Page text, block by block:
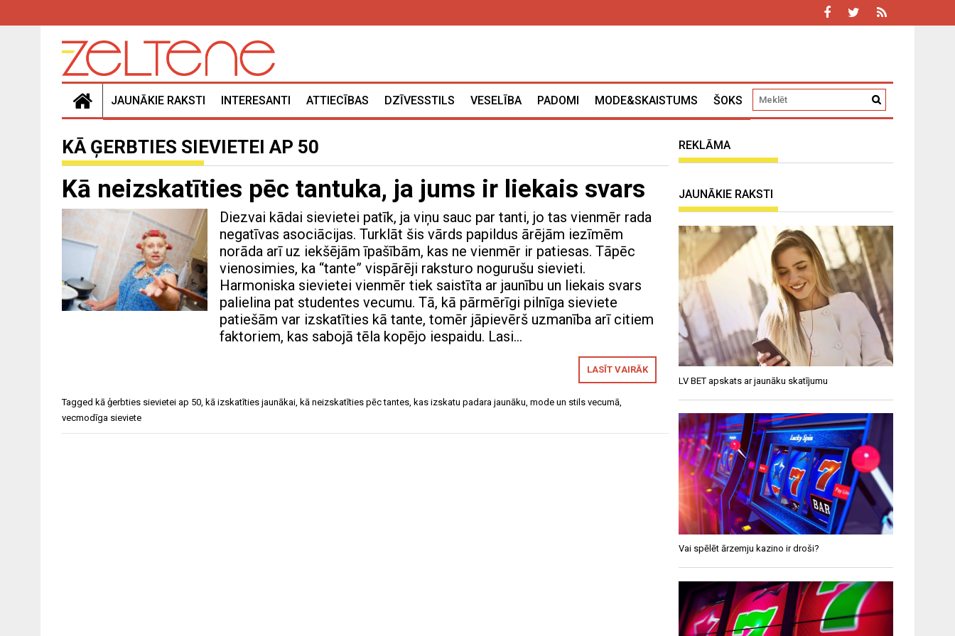
JAUNĀKIE RAKSTI INTERESANTI ATTIECĪBAS DZĪVESSTILS VESELĪBA PADOMI MODE&SKAISTUMS ŠOKS
KĀ ĢERBTIES SIEVIETEI AP 50
Kā neizskatīties pēc tantuka, ja jums ir liekais svars
Diezvai kādai sievietei patīk, ja viņu sauc par tanti, jo tas vienmēr rada
negatīvas asociācijas. Turklāt šis vārds papildus ārējām iezīmēm
norāda arī uz iekšējām īpašībām, kas ne vienmēr ir patiesas. Tāpēc
vienosimies, ka “tante” vispārēji raksturo nogurušu sievieti.
Harmoniska sievietei vienmēr tiek saistīta ar jaunību un liekais svars
palielina pat studentes vecumu. Tā, kā pārmērīgi pilnīga sieviete
patiešām var izskatīties kā tante, tomēr jāpievērš uzmanība arī citiem
faktoriem, kas sabojā tēla kopējo iespaidu. Lasi…
LASĪT VAIRĀK
Tagged kā ģerbties sievietei ap 50, kā izskatīties jaunākai, kā neizskatīties pēc tantes, kas izskatu padara jaunāku, mode un stils vecumā,
vecmodīga sieviete
REKLĀMA
JAUNĀKIE RAKSTI
LV BET apskats ar jaunāku skatījumu
Vai spēlēt ārzemju kazino ir droši?